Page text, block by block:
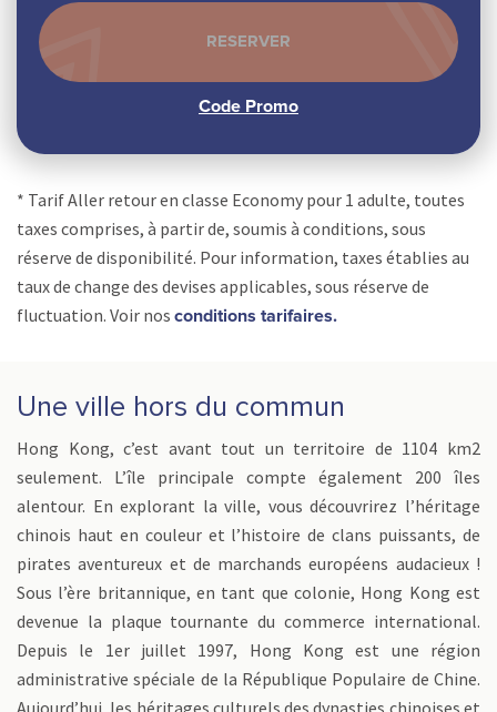
* Tarif Aller retour en classe Economy pour 1 adulte, toutes
taxes comprises, à partir de, soumis à conditions, sous
réserve de disponibilité. Pour information, taxes établies au
taux de change des devises applicables, sous réserve de
fluctuation. Voir nos conditions tarifaires.
Une ville hors du commun
Hong Kong, c’est avant tout un territoire de 1104 km2
seulement. L’île principale compte également 200 îles
alentour. En explorant la ville, vous découvrirez l’héritage
chinois haut en couleur et l’histoire de clans puissants, de
pirates aventureux et de marchands européens audacieux !
Sous l’ère britannique, en tant que colonie, Hong Kong est
devenue la plaque tournante du commerce international.
Depuis le 1er juillet 1997, Hong Kong est une région
administrative spéciale de la République Populaire de Chine.
Aujourd’hui, les héritages culturels des dynasties chinoises et